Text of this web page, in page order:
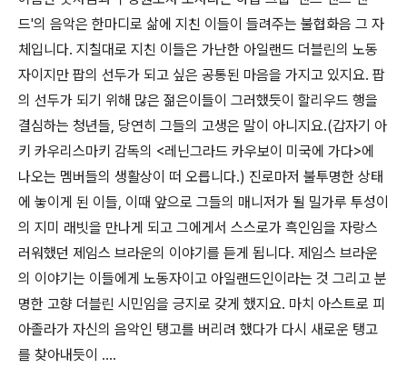
드'의 음악은 한마디로 삶에 지친 이들이 들려주는 불협화음 그 자
체입니다. 지칠대로 지친 이들은 가난한 아일랜드 더블린의 노동
자이지만 팝의 선두가 되고 싶은 공통된 마음을 가지고 있지요. 팝
의 선두가 되기 위해 많은 젊은이들이 그러했듯이 할리우드 행을
결심하는 청년들, 당연히 그들의 고생은 말이 아니지요.(갑자기 아
키 카우리스마키 감독의 <레닌그라드 카우보이 미국에 가다>에
나오는 멤버들의 생활상이 떠 오릅니다.) 진로마저 불투명한 상태
에 놓이게 된 이들, 이때 앞으로 그들의 매니저가 될 밀가루 투성이
의 지미 래빗을 만나게 되고 그에게서 스스로가 흑인임을 자랑스
러워했던 제임스 브라운의 이야기를 듣게 됩니다. 제임스 브라운
의 이야기는 이들에게 노동자이고 아일랜드인이라는 것 그리고 분
명한 고향 더블린 시민임을 긍지로 갖게 했지요. 마치 아스트로 피
아졸라가 자신의 음악인 탱고를 버리려 했다가 다시 새로운 탱고
를 찾아내듯이 ....